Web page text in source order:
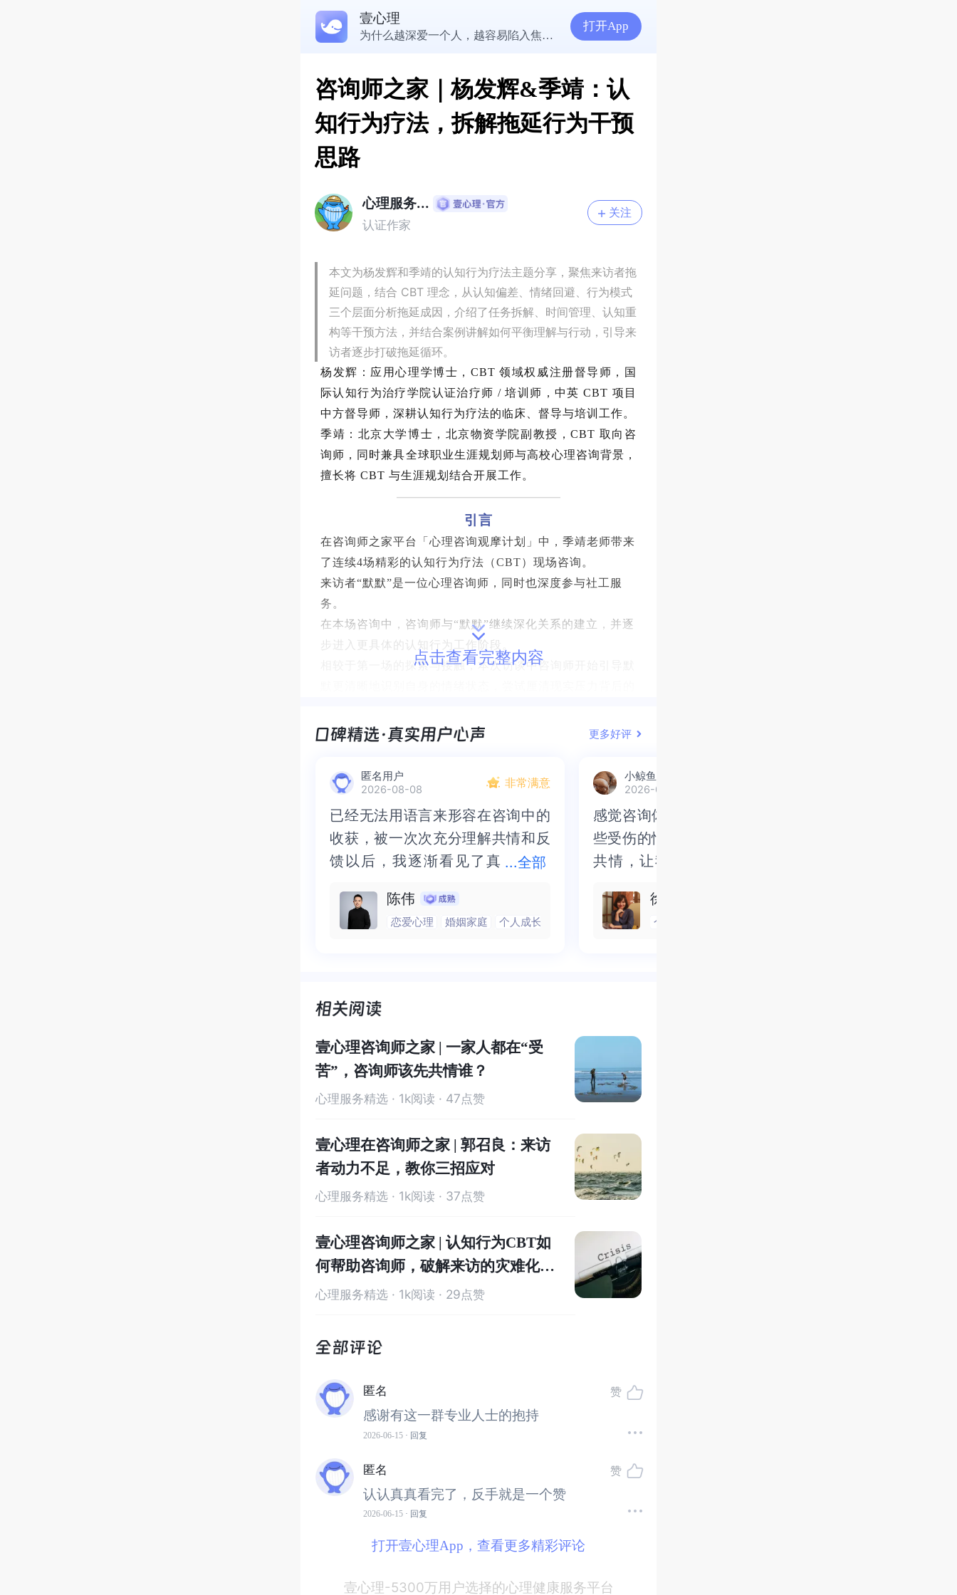
壹心理
5300万人在这里获得专业心理帮助
为什么越深爱一个人，越容易陷入焦虑痛苦？| 咨询师回答精选
打开App
咨询师之家｜杨发辉&季靖：认
知行为疗法，拆解拖延行为干预
思路
心理服务...
认证作家
关注
本文为杨发辉和季靖的认知行为疗法主题分享，聚焦来访者拖
延问题，结合 CBT 理念，从认知偏差、情绪回避、行为模式
三个层面分析拖延成因，介绍了任务拆解、时间管理、认知重
构等干预方法，并结合案例讲解如何平衡理解与行动，引导来
访者逐步打破拖延循环。
杨发辉 ：应用心理学博士，CBT 领域权威注册督导师，国
际认知行为治疗学院认证治疗师 / 培训师，中英 CBT 项目
中方督导师，深耕认知行为疗法的临床、督导与培训工作。
季靖 ：北京大学博士，北京物资学院副教授，CBT 取向咨
询师，同时兼具全球职业生涯规划师与高校心理咨询背景，
擅长将 CBT 与生涯规划结合开展工作。
引言
在咨询师之家平台「心理咨询观摩计划」中，季靖老师带来
了连续4场精彩的认知行为疗法（CBT）现场咨询。
来访者“默默”是一位心理咨询师，同时也深度参与社工服
务。
在本场咨询中，咨询师与“默默”继续深化关系的建立，并逐
步进入更具体的认知行为工作阶段。
相较于第一场的探索与接触，本次访谈中咨询师开始引导默
这场咨询整体节奏更为内化，既延续了信任建立，也开始显
本文出自第二场咨询结束后的案例分析与答疑精华，由杨发
辉和季靖两位老师共同探讨。
问题一
来访者在做家庭作业时，比如他收到一个打乱原本计划的工
在精神分析视角下，这种情况可能被视为“理智化的阻抗”。
何理解与介入这部分？
季靖老师回应：
这个提问非常棒，是一个很漂亮的觉察！
（1）CBT中的认知三角体现
在CBT里边，其实我们也可以看到这个现象。我们讲认知三
角时，有时会观察到来访者的问题恰恰是由于非适应性的认
知与非适应性的行为维持和加重了问题。
（2）快速处理的自动化模式本身可能是问题
点击查看完整内容
更多好评
匿名用户
2026-08-08
非常满意
...全部
已经无法用语言来形容在咨询中的
收获，被一次次充分理解共情和反
馈以后，我逐渐看见了真
清晰，也慢慢找回了内在的力量。
虽然不知道还要有多久的路要走，
这里，让我真切的感受到了🙏❤️
已经无法用语言来形容在咨询中的
收获，被一次次充分理解共情和反
馈以后，我逐渐看见了真实的那
也慢慢找回了内在的力量。虽然不
知道还要有多久的路要走，但我很
让我真切的感受到了🙏❤️
陈伟
恋爱心理 婚姻家庭 个人成长
小鲸鱼璇
2026-08-06
感觉咨询体验特别好，当回忆到一
些受伤的情景时，咨询师能很好的
共情，让我觉得我真的被
一部分未处理的情绪被注意到了，
而且当咨询师准确说出我当时的情
感觉咨询体验特别好，当回忆到一
些受伤的情景时，咨询师能很好的
共情，让我觉得我真的被抱住了。
处理的情绪被注意到了，而且当咨
询师准确说出我当时的情绪，我感
徐媛
个人成长
壹心理咨询师之家 | 一家人都在“受
苦”，咨询师该先共情谁？
心理服务精选 · 1k阅读 · 47点赞
壹心理在咨询师之家 | 郭召良：来访
者动力不足，教你三招应对
心理服务精选 · 1k阅读 · 37点赞
壹心理咨询师之家 | 认知行为CBT如
何帮助咨询师，破解来访的灾难化思
维
心理服务精选 · 1k阅读 · 29点赞
匿名
感谢有这一群专业人士的抱持
2026-06-15 · 回复
赞
匿名
认认真真看完了，反手就是一个赞
2026-06-15 · 回复
赞
打开壹心理App，查看更多精彩评论
壹心理-5300万用户选择的心理健康服务平台